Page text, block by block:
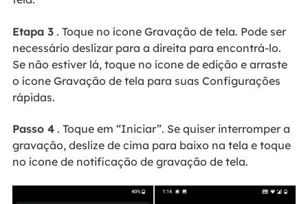
Etapa 3. Toque no ícone Gravação de tela. Pode ser
necessário deslizar para a direita para encontrá-lo.
Se não estiver lá, toque no ícone de edição e arraste
o ícone Gravação de tela para suas Configurações
rápidas.
Passo 4. Toque em “Iniciar”. Se quiser interromper a
gravação, deslize de cima para baixo na tela e toque
no ícone de notificação de gravação de tela.